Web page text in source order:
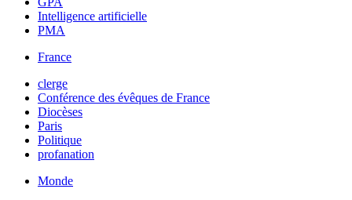
Intelligence artificielle
PMA
France
clerge
Conférence des évêques de France
Diocèses
Paris
Politique
profanation
Monde